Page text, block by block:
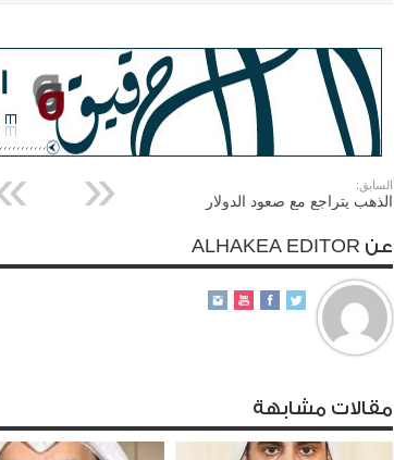
السابق:
الذهب يتراجع مع صعود الدولار
عن ALHAKEA EDITOR
مقالات مشابهة